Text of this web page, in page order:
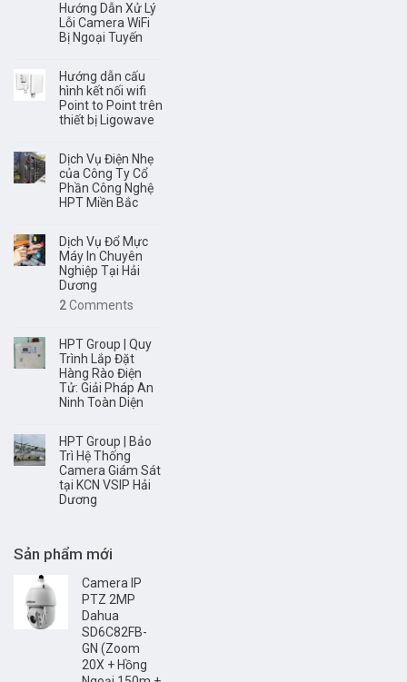
Hướng Dẫn Xử Lý
Lỗi Camera WiFi
Bị Ngoại Tuyến
Hướng dẫn cấu
hình kết nối wifi
Point to Point trên
thiết bị Ligowave
Dịch Vụ Điện Nhẹ
của Công Ty Cổ
Phần Công Nghệ
HPT Miền Bắc
Dịch Vụ Đổ Mực
Máy In Chuyên
Nghiệp Tại Hải
Dương
2Comments
HPT Group | Quy
Trình Lắp Đặt
Hàng Rào Điện
Tử: Giải Pháp An
Ninh Toàn Diện
HPT Group | Bảo
Trì Hệ Thống
Camera Giám Sát
tại KCN VSIP Hải
Dương
Sản phẩm mới
Camera IP
PTZ 2MP
Dahua
SD6C82FB-
GN (Zoom
20X + Hồng